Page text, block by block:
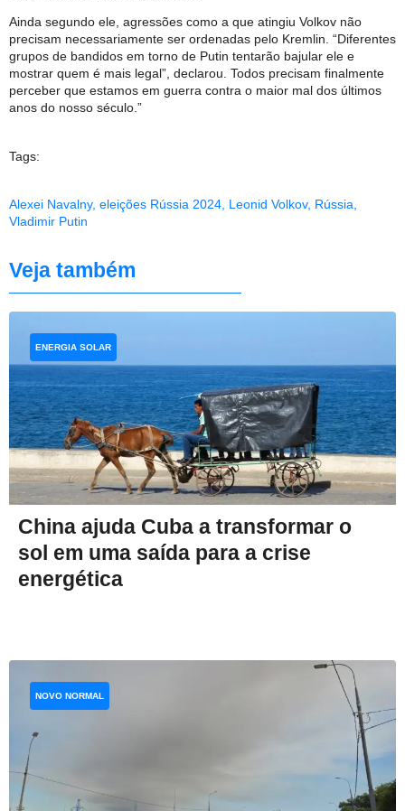
Ainda segundo ele, agressões como a que atingiu Volkov não
precisam necessariamente ser ordenadas pelo Kremlin. “Diferentes
grupos de bandidos em torno de Putin tentarão bajular ele e
mostrar quem é mais legal”, declarou. Todos precisam finalmente
perceber que estamos em guerra contra o maior mal dos últimos
anos do nosso século.”
Tags:
Alexei Navalny, eleições Rússia 2024 Leonid Volkov, Rússia
Vladimir Putin
Veja também
China ajuda Cuba a transformar o
sol em uma saída para a crise
energética
ENERGIA SOLAR
NOVO NORMAL